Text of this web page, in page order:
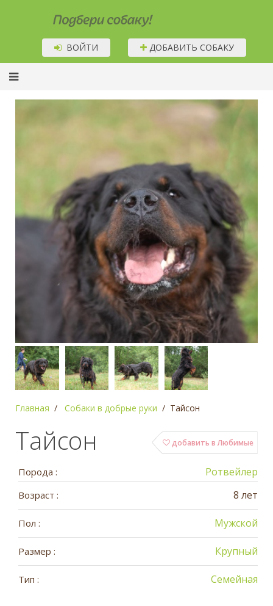
Подбери собаку!
ВОЙТИ ДОБАВИТЬ СОБАКУ
Главная Собаки в добрые руки Тайсон
добавить в Любимые
Тайсон
Порода : Ротвейлер
Возраст : 8 лет
Пол : Мужской
Размер : Крупный
Тип : Семейная